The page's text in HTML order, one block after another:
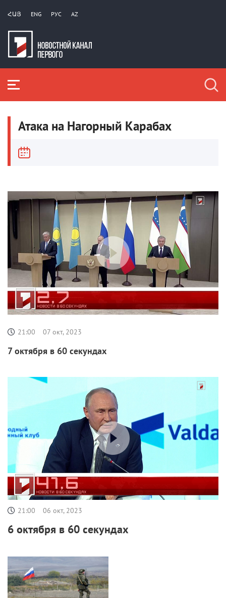
ՀԱՅ ENG РУС AZ
Атака на Нагорный Карабах
21:00 07 окт, 2023
7 октября в 60 секундах
21:00 06 окт, 2023
6 октября в 60 секундах